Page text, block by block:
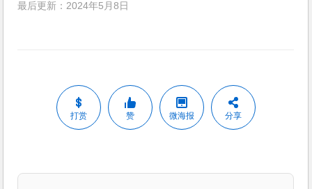
最后更新：2024年5月8日
打赏 赞 微海报 分享